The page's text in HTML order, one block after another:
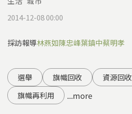
2014-12-08 00:00
採訪報導林燕如陳忠峰葉鎮中蔡明孝
選舉 旗幟回收 資源回收
旗幟再利用
...more